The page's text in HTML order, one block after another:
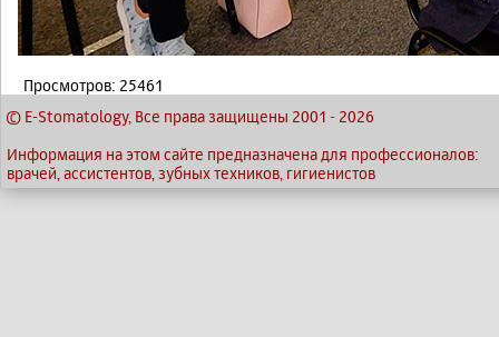
Просмотров: 25461
© E-Stomatology, Все права защищены 2001 - 2026
Информация на этом сайте предназначена для профессионалов:
врачей, ассистентов, зубных техников, гигиенистов